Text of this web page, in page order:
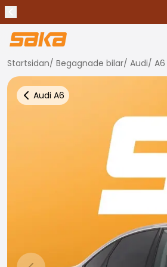
Stoppa meddelanden
✕
Startsidan/ Begagnade bilar/ Audi/ A6
Audi A6
Tillbaka till fler bilresultat